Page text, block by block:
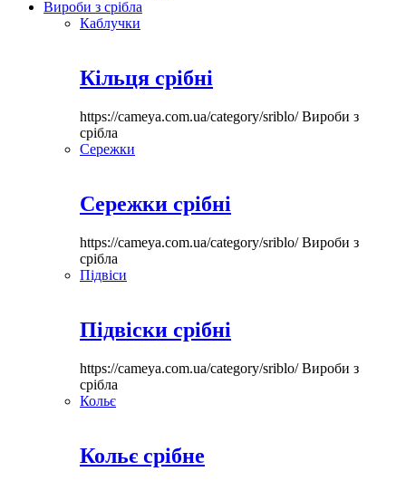
Вироби з срібла
Каблучки
Кільця срібні
https://cameya.com.ua/category/sriblo/Вироби з
срібла
Сережки
Сережки срібні
https://cameya.com.ua/category/sriblo/Вироби з
срібла
Підвіси
Підвіски срібні
https://cameya.com.ua/category/sriblo/Вироби з
срібла
Кольє
Кольє срібне